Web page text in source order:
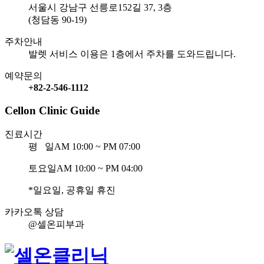
서울시 강남구 선릉로152길 37, 3층
(청담동 90-19)
주차안내
발렛 서비스 이용은 1층에서 주차를 도와드립니다.
예약문의
+82-2-546-1112
Cellon Clinic Guide
진료시간
평 일AM 10:00 ~ PM 07:00
토요일AM 10:00 ~ PM 04:00
*일요일, 공휴일 휴진
카카오톡 상담
@셀온피부과